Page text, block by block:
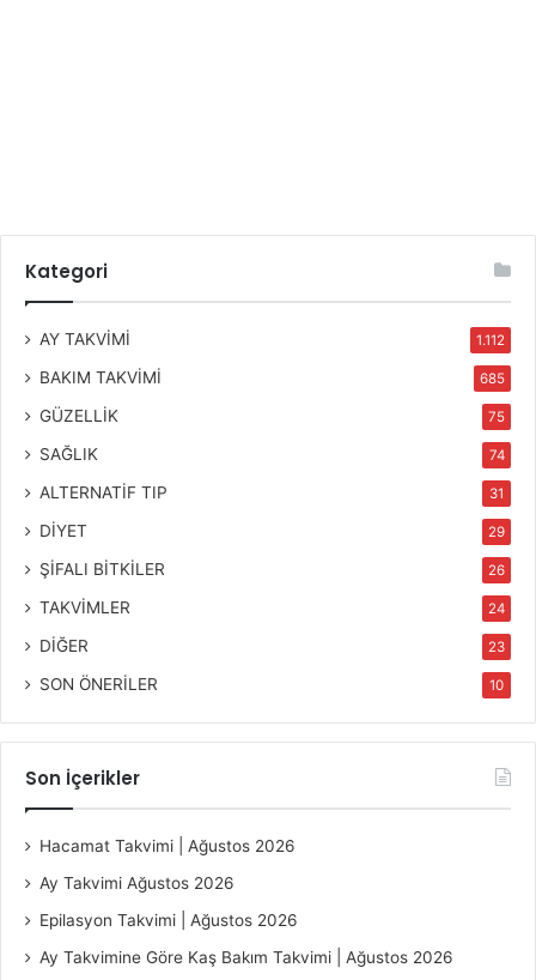
Kategori
AY TAKVİMİ 1.112
BAKIM TAKVİMİ 685
GÜZELLİK 75
SAĞLIK 74
ALTERNATİF TIP 31
DİYET 29
ŞİFALI BİTKİLER 26
TAKVİMLER 24
DİĞER 23
SON ÖNERİLER 10
Son İçerikler
Hacamat Takvimi | Ağustos 2026
Ay Takvimi Ağustos 2026
Epilasyon Takvimi | Ağustos 2026
Ay Takvimine Göre Kaş Bakım Takvimi | Ağustos 2026